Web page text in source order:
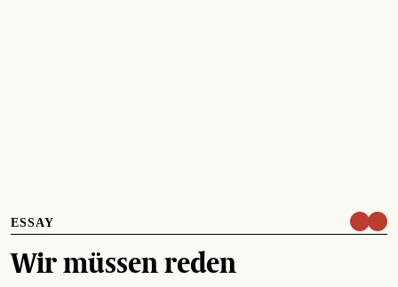
ESSAY
Wir müssen reden